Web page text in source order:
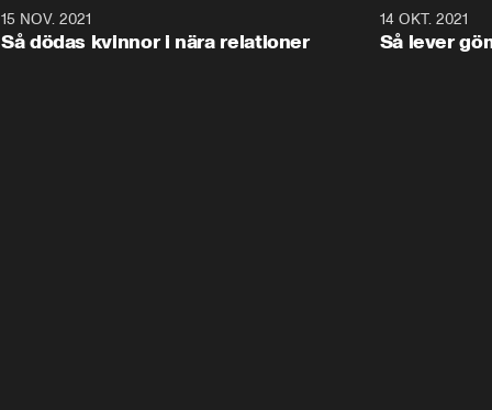
15 NOV. 2021
Så dödas kvinnor i nära relationer
14 OKT. 2021
Så lever